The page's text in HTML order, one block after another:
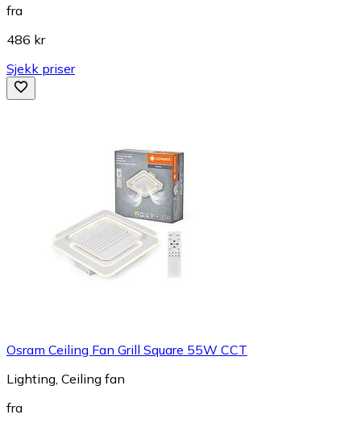
fra
486 kr
Sjekk priser
Osram Ceiling Fan Grill Square 55W CCT
Lighting, Ceiling fan
fra